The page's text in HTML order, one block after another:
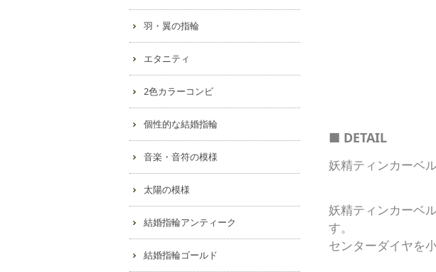
■ DETAIL
妖精ティンカーベ
妖精ティンカーベ
す。
センターダイヤを
羽・翼の指輪
エタニティ
2色カラーコンビ
個性的な結婚指輪
音楽・音符の模様
太陽の模様
結婚指輪アンティーク
結婚指輪ゴールド